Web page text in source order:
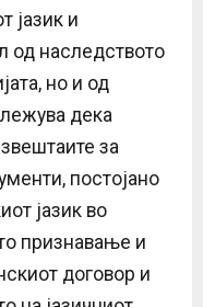
јазик и
од наследството
но и од
дека
за
постојано
јазик во
признавање и
договор и